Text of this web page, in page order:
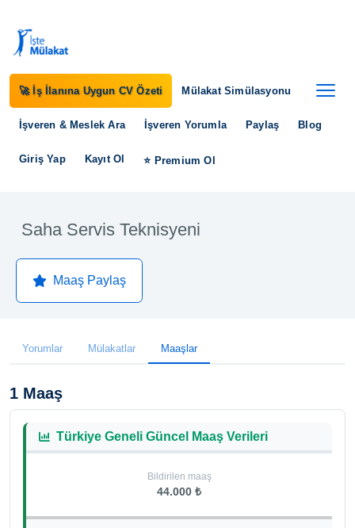
🚀 İş İlanına Uygun CV Özeti Mülakat Simülasyonu
İşveren & Meslek Ara İşveren Yorumla Paylaş Blog
Giriş Yap Kayıt Ol ⭐ Premium Ol
Saha Servis Teknisyeni
Maaş Paylaş
Yorumlar Mülakatlar Maaşlar
1 Maaş
Türkiye Geneli Güncel Maaş Verileri
Bildirilen maaş
44.000 ₺